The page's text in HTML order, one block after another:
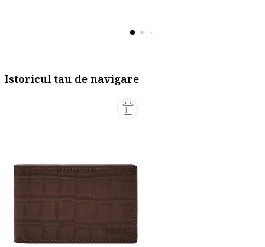
Istoricul tau de navigare